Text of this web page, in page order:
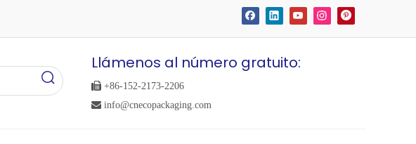
Llámenos al número gratuito:
 +86-152-2173-2206
 info@cnecopackaging.com